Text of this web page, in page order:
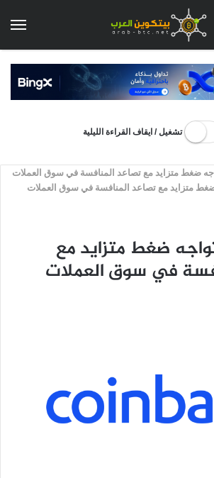
تشغيل / ايقاف القراءة الليلية
ضغط متزايد مع تصاعد المنافسة في سوق العملات
متزايد مع تصاعد المنافسة في سوق العملات
ضغط متزايد مع
في سوق العملات